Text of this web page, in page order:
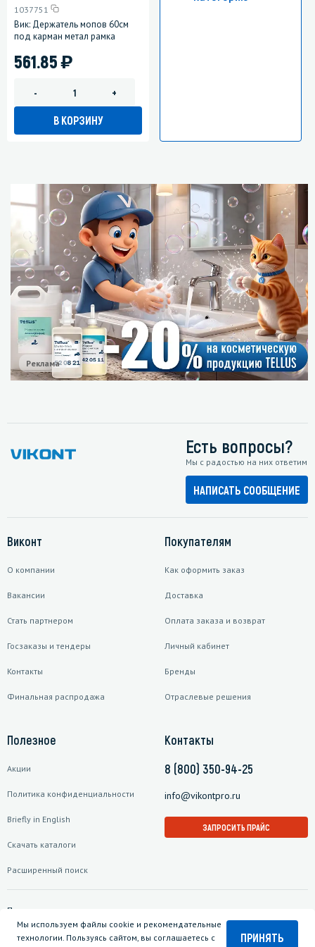
1037751
Вик: Держатель мопов 60см
под карман метал рамка
561.85)
- +
В КОРЗИНУ
Реклама
Есть вопросы?
Мы с радостью на них ответим
НАПИСАТЬ СООБЩЕНИЕ
Виконт
О компании
Вакансии
Стать партнером
Госзаказы и тендеры
Контакты
Финальная распродажа
Покупателям
Как оформить заказ
Доставка
Оплата заказа и возврат
Личный кабинет
Бренды
Отраслевые решения
Полезное
Акции
Политика конфиденциальности
Briefly in English
Скачать каталоги
Расширенный поиск
Контакты
8 (800) 350-94-25
info@vikontpro.ru
ЗАПРОСИТЬ ПРАЙС
Подписаться на рассылку
Мы используем файлы cookie и рекомендательные
технологии. Пользуясь сайтом, вы соглашаетесь с
ПРИНЯТЬ